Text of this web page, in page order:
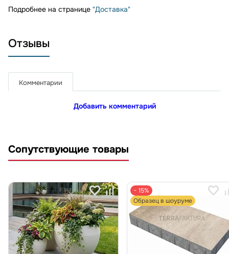
Подробнее на странице "Доставка"
Отзывы
Комментарии
Добавить комментарий
Сопутствующие товары
− 15%
Образец в шоуруме